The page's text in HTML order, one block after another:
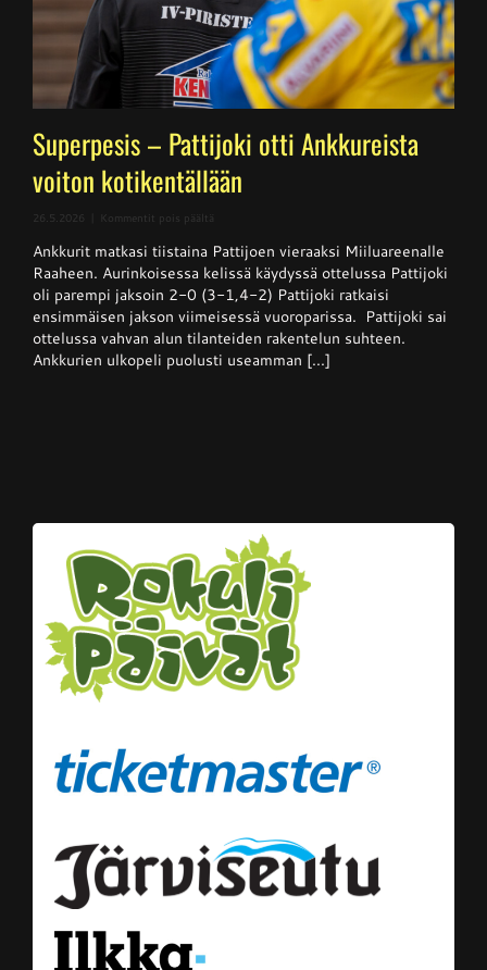
Superpesis – Pattijoki otti Ankkureista
voiton kotikentällään
26.5.2026 Kommentit pois päältä
–
Pattijoki
otti
Ankkureista
voiton
kotikentällään
Ankkurit matkasi tiistaina Pattijoen vieraaksi Miiluareenalle
Raaheen. Aurinkoisessa kelissä käydyssä ottelussa Pattijoki
oli parempi jaksoin 2-0 (3-1,4-2) Pattijoki ratkaisi
ensimmäisen jakson viimeisessä vuoroparissa. Pattijoki sai
ottelussa vahvan alun tilanteiden rakentelun suhteen.
Ankkurien ulkopeli puolusti useamman [...]